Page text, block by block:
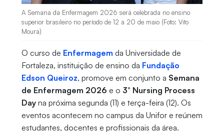
A Semana da Enfermagem 2026 será celebrada no ensino
superior brasileiro no período de 12 a 20 de maio (Foto: Vito
Moura)
O curso de Enfermagem da Universidade de
Fortaleza, instituição de ensino da Fundação
Edson Queiroz, promove em conjunto a Semana
de Enfermagem 2026 e o 3° Nursing Process
Dayna próxima segunda (11) e terça-feira (12). Os
eventos acontecem no campus da Unifor e reúnem
estudantes, docentes e profissionais da área.